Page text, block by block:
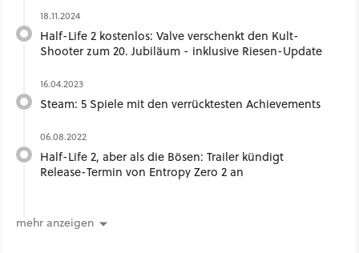
18.11.2024
Half-Life 2 kostenlos: Valve verschenkt den Kult-
Shooter zum 20. Jubiläum - inklusive Riesen-Update
16.04.2023
Steam: 5 Spiele mit den verrücktesten Achievements
06.08.2022
Half-Life 2, aber als die Bösen: Trailer kündigt
Release-Termin von Entropy Zero 2 an
mehr anzeigen